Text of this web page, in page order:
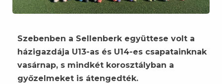
Szebenben a Sellenberk együttese volt a
házigazdája U13-as és U14-es csapatainknak
vasárnap, s mindkét korosztályban a
győzelmeket is átengedték.